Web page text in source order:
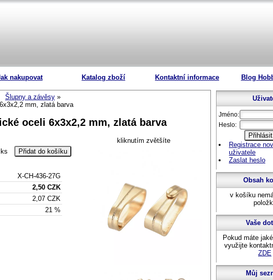
nakupovat Katalog zboží Kontaktní informace Blog
Šlupny a závěsy
mm, zlatá barva
oceli 6x3x2,2 mm, zlatá barva
kliknutím zvětšíte
ks
X-CH-436-27G
2,50 CZK
2,07 CZK
21 %
Jméno:
Heslo:
Registrace
uživatele
Zaslat heslo
Obsah
v košíku
Vaše
Pokud máte
využijte
ZDE
Můj